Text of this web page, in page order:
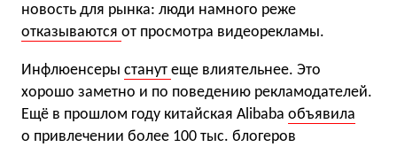
новость для рынка: люди намного реже
отказываются от просмотра видеорекламы.
Инфлюенсеры станут еще влиятельнее. Это
хорошо заметно и по поведению рекламодателей.
Ещё в прошлом году китайская Alibaba объявила
о привлечении более 100 тыс. блогеров